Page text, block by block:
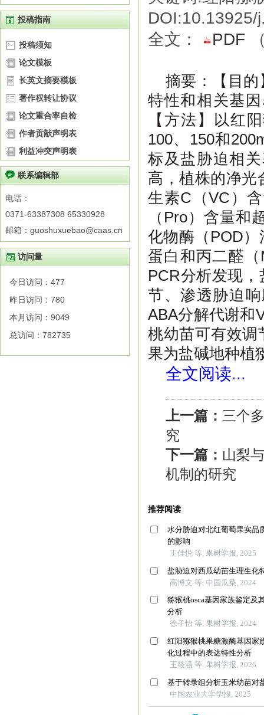
投稿指南
投稿须知
论文模板
长英文摘要模板
著作权转让协议
论文重合率自检
作者贡献声明表
利益冲突声明表
联系编辑部
电话：
0371-63387308 65330928
邮箱：guoshuxuebao@caas.cn
访问量
今日访问： 477
昨日访问： 780
本月访问： 9049
总访问： 782735
DOI:10.13925/
全文：
PDF
摘要 ： 【 目的
特性和相关基
【方法 】以红
100、 150和
标及盐胁迫相
高，植株的净光
生素C （VC ）
（ Pro）含量和
化物酶（ POD
蛋白和丙二醛（
PCR分析发现
节、渗透胁迫
ABA分解代谢和
桃幼苗可有效调
果为盐碱地种植
全文阅读...
上一篇： 三个
究
下一篇： 山梨
机制的研究